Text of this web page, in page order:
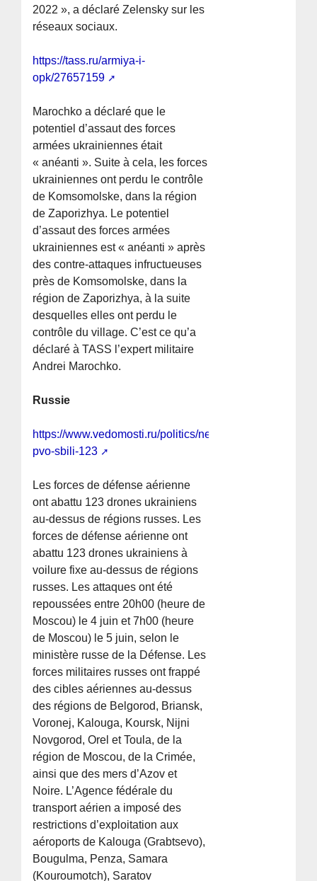
2022 », a déclaré Zelensky sur les
réseaux sociaux.
https://tass.ru/armiya-i-
opk/27657159
Marochko a déclaré que le
potentiel d’assaut des forces
armées ukrainiennes était
« anéanti ». Suite à cela, les forces
ukrainiennes ont perdu le contrôle
de Komsomolske, dans la région
de Zaporizhya. Le potentiel
d’assaut des forces armées
ukrainiennes est « anéanti » après
des contre-attaques infructueuses
près de Komsomolske, dans la
région de Zaporizhya, à la suite
desquelles elles ont perdu le
contrôle du village. C’est ce qu’a
déclaré à TASS l’expert militaire
Andrei Marochko.
Russie
https://www.vedomosti.ru/politics/news/2026/06/05/
pvo-sbili-123
Les forces de défense aérienne
ont abattu 123 drones ukrainiens
au-dessus de régions russes. Les
forces de défense aérienne ont
abattu 123 drones ukrainiens à
voilure fixe au-dessus de régions
russes. Les attaques ont été
repoussées entre 20h00 (heure de
Moscou) le 4 juin et 7h00 (heure
de Moscou) le 5 juin, selon le
ministère russe de la Défense. Les
forces militaires russes ont frappé
des cibles aériennes au-dessus
des régions de Belgorod, Briansk,
Voronej, Kalouga, Koursk, Nijni
Novgorod, Orel et Toula, de la
région de Moscou, de la Crimée,
ainsi que des mers d’Azov et
Noire. L’Agence fédérale du
transport aérien a imposé des
restrictions d’exploitation aux
aéroports de Kalouga (Grabtsevo),
Bougulma, Penza, Samara
(Kouroumotch), Saratov